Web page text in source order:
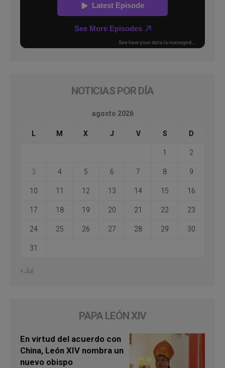
NOTICIAS POR DÍA
agosto 2026
L M X J V S D
1 2
3 4 5 6 7 8 9
10 11 12 13 14 15 16
17 18 19 20 21 22 23
24 25 26 27 28 29 30
31
« Jul
PAPA LEÓN XIV
En virtud del acuerdo con
China, León XIV nombra un
nuevo obispo